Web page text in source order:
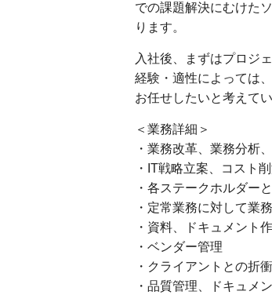
での課題解決にむけた
ります。
入社後、まずはプロジ
経験・適性によっては
お任せしたいと考えてい
＜業務詳細＞
・業務改革、業務分析
・IT戦略立案、コスト
・各ステークホルダー
・定常業務に対して業
・資料、ドキュメント
・ベンダー管理
・クライアントとの折
・品質管理、ドキュメ